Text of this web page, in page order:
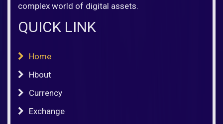
complex world of digital assets.
QUICK LINK
Home
Hbout
Currency
Exchange